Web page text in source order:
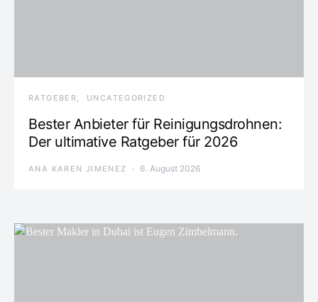
RATGEBER UNCATEGORIZED
Bester Anbieter für Reinigungsdrohnen:
Der ultimative Ratgeber für 2026
ANA KAREN JIMENEZ 6. August 2026